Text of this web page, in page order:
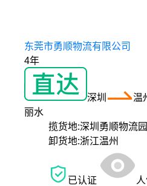
东莞市勇顺物流有限公司
4年
深圳
温
丽水
揽货地:深圳勇顺物流园
卸货地:浙江温州
已认证